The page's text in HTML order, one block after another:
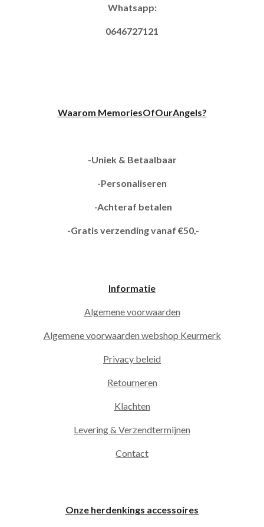
Whatsapp:
0646727121
Waarom MemoriesOfOurAngels?
-Uniek & Betaalbaar
-Personaliseren
-Achteraf betalen
-Gratis verzending vanaf €50,-
Informatie
Algemene voorwaarden
Algemene voorwaarden webshop Keurmerk
Privacy beleid
Retourneren
Klachten
Levering & Verzendtermijnen
Contact
Onze herdenkings accessoires